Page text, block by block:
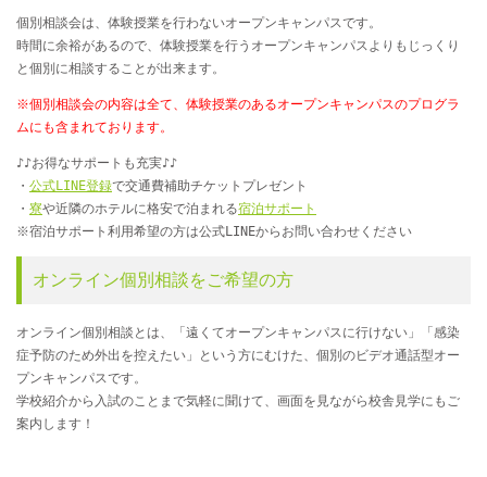
個別相談会は、体験授業を行わないオープンキャンパスです。
時間に余裕があるので、体験授業を行うオープンキャンパスよりもじっくり
と個別に相談することが出来ます。
※個別相談会の内容は全て、体験授業のあるオープンキャンパスのプログラ
ムにも含まれております。
♪♪お得なサポートも充実♪♪
・ 公式LINE登録で交通費補助チケットプレゼント
・ 寮や近隣のホテルに格安で泊まれる宿泊サポート
※宿泊サポート利用希望の方は公式LINEからお問い合わせください
オンライン個別相談をご希望の方
オンライン個別相談とは、「遠くてオープンキャンパスに行けない」「感染
症予防のため外出を控えたい」という方にむけた、個別のビデオ通話型オー
プンキャンパスです。
学校紹介から入試のことまで気軽に聞けて、画面を見ながら校舎見学にもご
案内します！